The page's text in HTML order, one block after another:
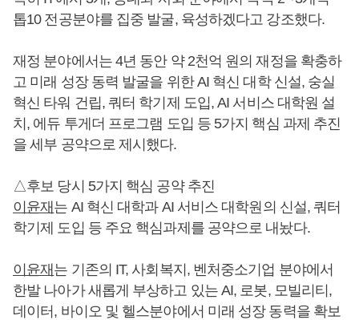
톱10 전공분야를 집중 발굴, 육성하겠다고 강조했다.
재정 분야에서는 4년 동안 약 2천억 원의 재정을 확충하
고 미래 성장 동력 발굴을 위한 AI 혁신 대학 신설, 숭실
혁신 타워 건립, 쿼터 학기제 도입, AI 서비스 대학원 설
치, 에듀 투게더 프로그램 도입 등 5가지 핵심 과제 추진
을 세부 공약으로 제시했다.
△후보 당시 5가지 핵심 공약 추진
이윤재 는 AI 혁신 대학과 AI 서비스 대학원의 신설, 쿼터
학기제 도입 등 주요 핵심과제를 공약으로 내놨다.
이윤재 는 기존의 IT, 사회복지, 벤처중소기업 분야에서
한발 나아가 새롭게 부상하고 있는 AI, 로봇, 모빌리티,
데이터, 바이오 및 헬스분야에서 미래 성장 동력을 확보